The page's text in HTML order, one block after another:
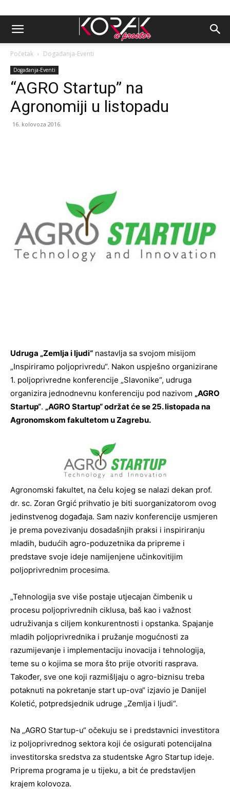
Početak Događanja-Eventi
Događanja-Eventi
“AGRO Startup” na
Agronomiji u listopadu
16. kolovoza 2016.
Udruga „Zemlja i ljudi“ nastavlja sa svojom misijom
„Inspiriramo poljoprivredu“. Nakon uspješno organizirane
1. poljoprivredne konferencije „Slavonike“, udruga
organizira jednodnevnu konferenciju pod nazivom „AGRO
Startup“. „AGRO Startup“ održat će se 25. listopada na
Agronomskom fakultetom u Zagrebu.
Agronomski fakultet, na čelu kojeg se nalazi dekan prof.
dr. sc. Zoran Grgić prihvatio je biti suorganizatorom ovog
jedinstvenog događaja. Sam naziv konferencije usmjeren
je prema povezivanju dosadašnjih praksi i inspiriranju
mladih, budućih agro-poduzetnika da pripreme i
predstave svoje ideje namijenjene učinkovitijim
poljoprivrednim procesima.
„Tehnologija sve više postaje utjecajan čimbenik u
procesu poljoprivrednih ciklusa, baš kao i važnost
udruživanja s ciljem konkurentnosti i opstanka. Spajanje
mladih poljoprivrednika i pružanje mogućnosti za
razumijevanje i implementaciju inovacija i tehnologija,
teme su o kojima se mora što prije otvoriti rasprava.
Također, sve one koji razmišljaju o agro-biznisu treba
potaknuti na pokretanje start up-ova“ izjavio je Danijel
Koletić, potpredsjednik udruge „Zemlja i ljudi“.
Na „AGRO Startup-u“ očekuju se i predstavnici investitora
iz poljoprivrednog sektora koji će osigurati potencijalna
investitorska sredstva za studentske Agro Startup ideje.
Priprema programa je u tijeku, a bit će predstavljen
krajem kolovoza.